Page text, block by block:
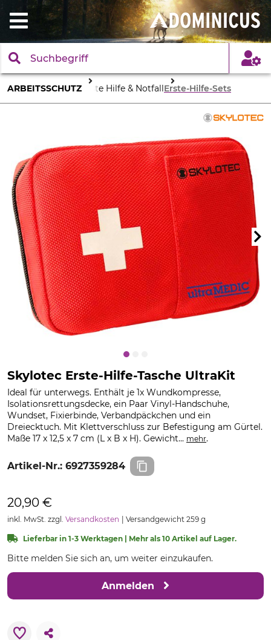
ARBEITSSCHUTZ Erste Hilfe & NotfallErste-Hilfe-Sets
Skylotec Erste-Hilfe-Tasche UltraKit
Ideal für unterwegs. Enthält je 1x Wundkompresse,
Isolationsrettungsdecke, ein Paar Vinyl-Handschuhe,
Wundset, Fixierbinde, Verbandpäckchen und ein
Dreiecktuch. Mit Klettverschluss zur Befestigung am Gürtel.
Maße 17 x 12,5 x 7 cm (L x B x H). Gewicht... mehr.
Artikel-Nr.: 6927359284
20,90 €
inkl. MwSt. zzgl. Versandkosten Versandgewicht 259 g
Lieferbar in 1-3 Werktagen | Mehr als 10 Artikel auf Lager.
Bitte melden Sie sich an, um weiter einzukaufen.
Anmelden